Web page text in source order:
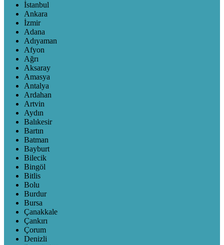
İstanbul
Ankara
İzmir
Adana
Adıyaman
Afyon
Ağrı
Aksaray
Amasya
Antalya
Ardahan
Artvin
Aydın
Balıkesir
Bartın
Batman
Bayburt
Bilecik
Bingöl
Bitlis
Bolu
Burdur
Bursa
Çanakkale
Çankırı
Çorum
Denizli